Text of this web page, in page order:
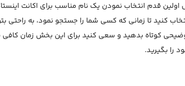
اولین قدم انتخاب نمودن یک نام مناسب برای اکانت
کنید تا زمانی که کسی شما را جستجو نمود، به راحتی
کوتاه بدهید و سعی کنید برای این بخش زمان کافی
را بگیرید.